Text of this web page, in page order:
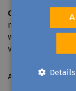
Onthaal en
ma: 09.00-17.00 u.
wo, do: 09.00-16.00
vr: 09.00-12.30 u.
Activiteiten